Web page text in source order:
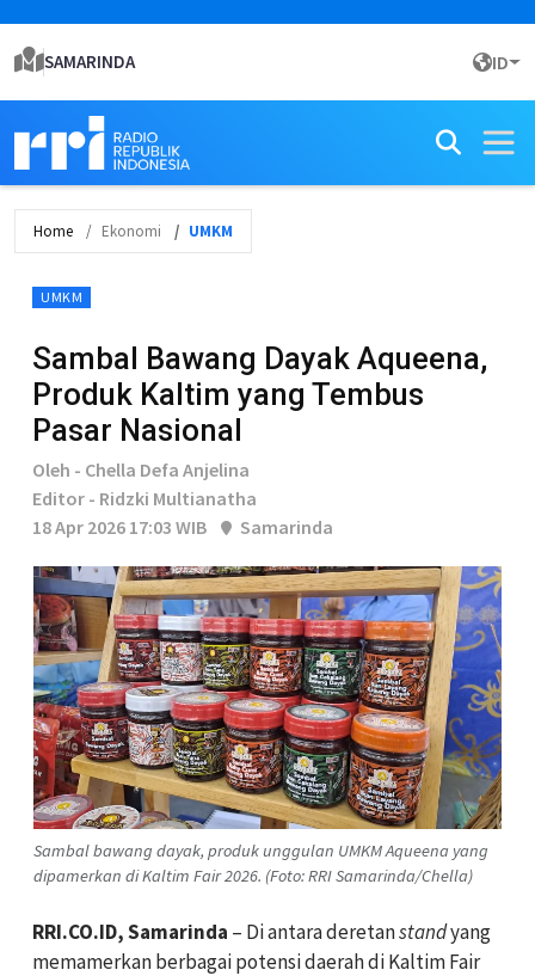
SAMARINDA ID
Home Ekonomi UMKM
UMKM
Sambal Bawang Dayak Aqueena,
Produk Kaltim yang Tembus
Pasar Nasional
Oleh - Chella Defa Anjelina
Editor - Ridzki Multianatha
18 Apr 2026 17:03 WIB
Samarinda
Sambal bawang dayak, produk unggulan UMKM Aqueena yang
dipamerkan di Kaltim Fair 2026. (Foto: RRI Samarinda/Chella)
RRI.CO.ID, Samarinda – Di antara deretanstandyang
memamerkan berbagai potensi daerah di Kaltim Fair